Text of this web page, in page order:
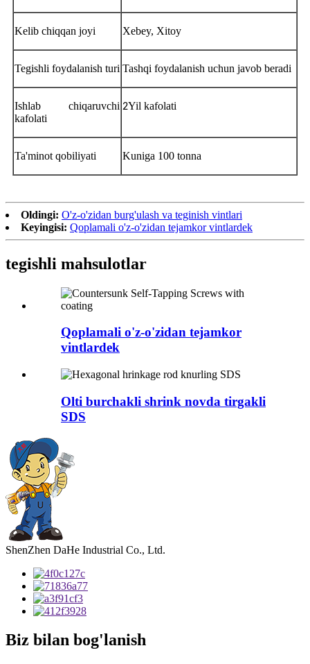
Kelib chiqqan joyi Xebey, Xitoy
Tegishli foydalanish turi Tashqi foydalanish uchun javob beradi
Ishlab chiqaruvchi
kafolati
2Yil kafolati
Ta'minot qobiliyati Kuniga 100 tonna
Oldingi: O'z-o'zidan burg'ulash va teginish vintlari
Keyingisi: Qoplamali o'z-o'zidan tejamkor vintlardek
tegishli mahsulotlar
Qoplamali o'z-o'zidan tejamkor
vintlardek
Olti burchakli shrink novda tirgakli
SDS
ShenZhen DaHe Industrial Co., Ltd.
Biz bilan bog'lanish